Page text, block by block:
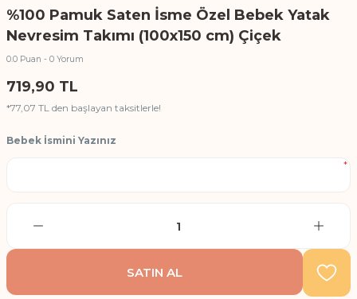
Nevresim Takımları
%100 Pamuk Saten İsme Özel Bebek Yatak
Nevresim Takımı (100x150 cm) Çiçek
0.0 Puan - 0 Yorum
719,90 TL
*77,07 TL den başlayan taksitlerle!
Bebek İsmini Yazınız
*
SATIN AL